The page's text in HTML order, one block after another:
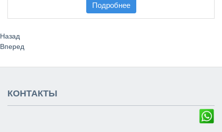
Подробнее
Назад
Вперед
КОНТАКТЫ